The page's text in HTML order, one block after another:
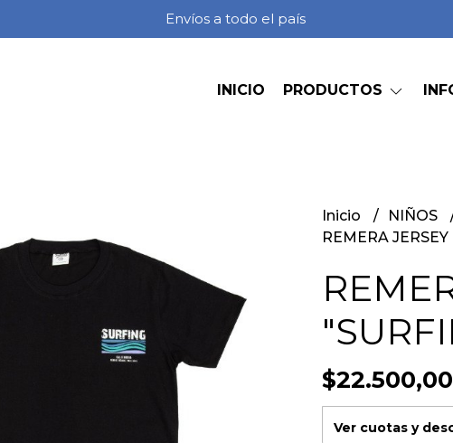
Envíos a todo el país
INICIO PRODUCTOS
Inicio NIÑOS
REMERA
$22.500,00
Ver cuotas y